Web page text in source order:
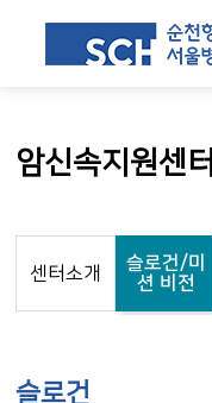
암신속지원센터
센터소개
슬로건/미
션 비전
슬로건